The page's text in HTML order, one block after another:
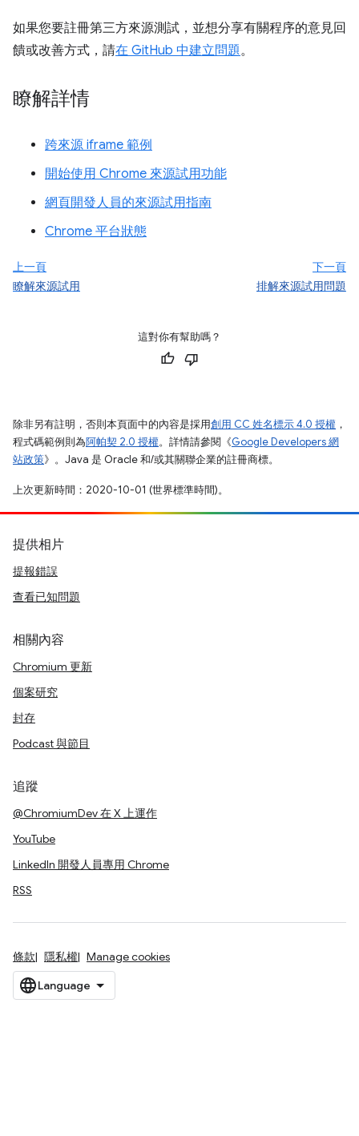
如果您要註冊第三方來源測試，並想分享有關程序的意見回
饋或改善方式，請在 GitHub 中建立問題。
瞭解詳情
跨來源 iframe 範例
開始使用 Chrome 來源試用功能
網頁開發人員的來源試用指南
Chrome 平台狀態
上一頁
瞭解來源試用
下一頁
排解來源試用問題
這對你有幫助嗎？
除非另有註明，否則本頁面中的內容是採用創用 CC 姓名標示 4.0 授權 ，
程式碼範例則為阿帕契 2.0 授權。詳情請參閱《Google Developers 網
站政策》。Java 是 Oracle 和/或其關聯企業的註冊商標。
上次更新時間：2020-10-01 (世界標準時間)。
提供相片
提報錯誤
查看已知問題
相關內容
Chromium 更新
個案研究
封存
Podcast 與節目
追蹤
@ChromiumDev 在 X 上運作
YouTube
LinkedIn 開發人員專用 Chrome
RSS
條款 隱私權 Manage cookies